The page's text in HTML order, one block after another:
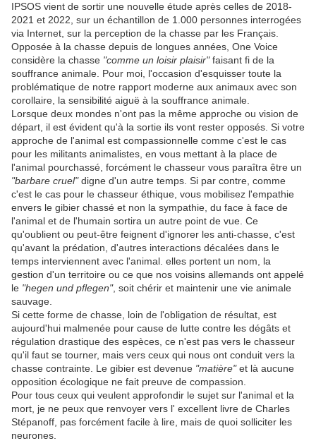
IPSOS vient de sortir une nouvelle étude après celles de 2018-
2021 et 2022, sur un échantillon de 1.000 personnes interrogées
via Internet, sur la perception de la chasse par les Français.
Opposée à la chasse depuis de longues années, One Voice
considère la chasse "comme un loisir plaisir"faisant fi de la
souffrance animale. Pour moi, l'occasion d'esquisser toute la
problématique de notre rapport moderne aux animaux avec son
corollaire, la sensibilité aiguë à la souffrance animale.
Lorsque deux mondes n'ont pas la même approche ou vision de
départ, il est évident qu'à la sortie ils vont rester opposés. Si votre
approche de l'animal est compassionnelle comme c'est le cas
pour les militants animalistes, en vous mettant à la place de
l'animal pourchassé, forcément le chasseur vous paraîtra être un
"barbare cruel"digne d'un autre temps. Si par contre, comme
c'est le cas pour le chasseur éthique, vous mobilisez l'empathie
envers le gibier chassé et non la sympathie, du face à face de
l'animal et de l'humain sortira un autre point de vue. Ce
qu'oublient ou peut-être feignent d'ignorer les anti-chasse, c'est
qu'avant la prédation, d'autres interactions décalées dans le
temps interviennent avec l'animal. elles portent un nom, la
gestion d'un territoire ou ce que nos voisins allemands ont appelé
le "hegen und pflegen", soit chérir et maintenir une vie animale
sauvage.
Si cette forme de chasse, loin de l'obligation de résultat, est
aujourd'hui malmenée pour cause de lutte contre les dégâts et
régulation drastique des espèces, ce n'est pas vers le chasseur
qu'il faut se tourner, mais vers ceux qui nous ont conduit vers la
chasse contrainte. Le gibier est devenue "matière"et là aucune
opposition écologique ne fait preuve de compassion.
Pour tous ceux qui veulent approfondir le sujet sur l'animal et la
mort, je ne peux que renvoyer vers l' excellent livre de Charles
Stépanoff, pas forcément facile à lire, mais de quoi solliciter les
neurones.